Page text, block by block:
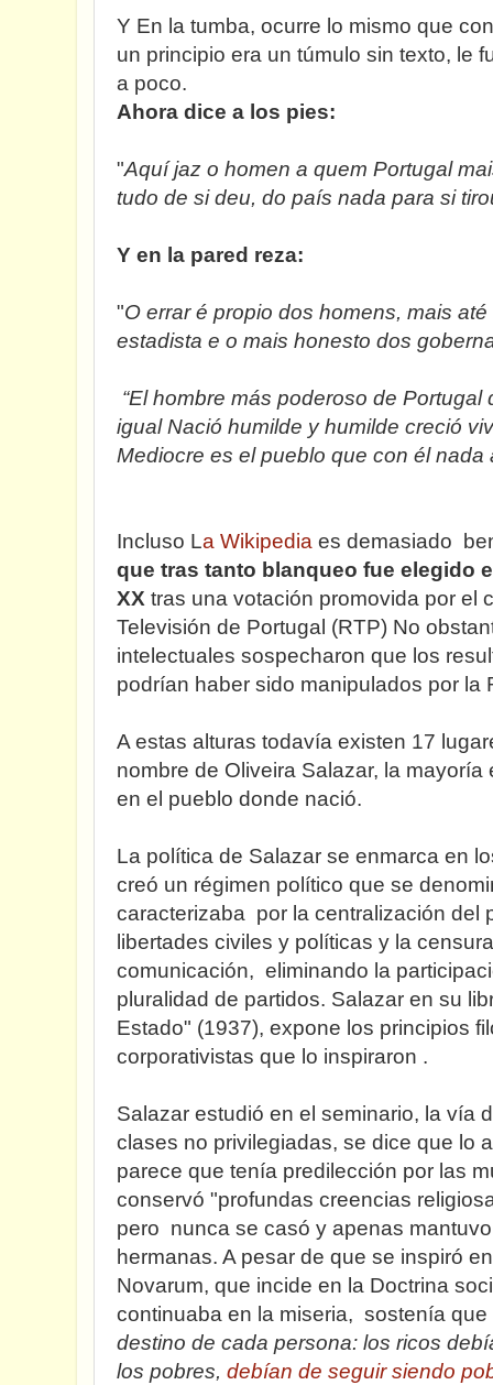
Y En la tumba, ocurre lo mismo que
un principio era un túmulo sin texto, le
a poco.
Ahora dice a los pies:
"Aquí jaz o homen a quem Portugal
tudo de si deu, do país nada para si
Y en la pared reza:
"O errar é propio dos homens, mais
estadista e o mais honesto dos
“El hombre más poderoso de
igual Nació humilde y humilde creció
Mediocre es el pueblo que con él nada
Incluso La Wikipedia es demasiado
que tras tanto blanqueo fue elegido
XX tras una votación promovida por el
Televisión de Portugal (RTP) No
intelectuales sospecharon que los
podrían haber sido manipulados por la
A estas alturas todavía existen 17
nombre de Oliveira Salazar, la
en el pueblo donde nació.
La política de Salazar se enmarca en
creó un régimen político que se
caracterizaba por la centralización del
libertades civiles y políticas y la
comunicación, eliminando la
pluralidad de partidos. Salazar en su
Estado" (1937), expone los principios
corporativistas que lo inspiraron .
Salazar estudió en el seminario, la vía
clases no privilegiadas, se dice que lo
parece que tenía predilección por las
conservó "profundas creencias
pero nunca se casó y apenas
hermanas. A pesar de que se inspiró
Novarum, que incide en la Doctrina
continuaba en la miseria, sostenía que
destino de cada persona: los ricos
los pobres, debían de seguir siendo